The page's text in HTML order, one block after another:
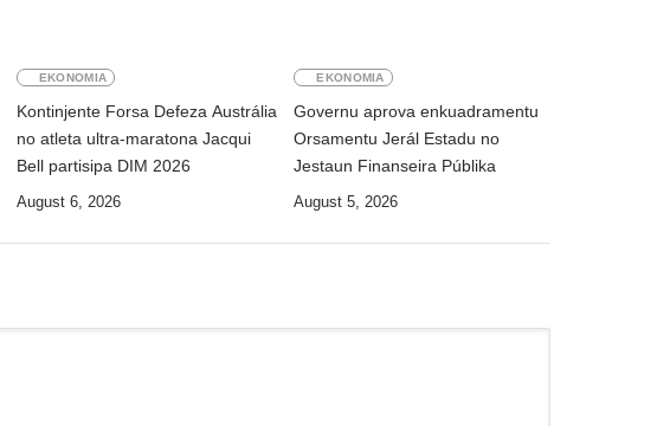
EKONOMIA
Kontinjente Forsa Defeza Austrália
no atleta ultra-maratona Jacqui
Bell partisipa DIM 2026
August 6, 2026
EKONOMIA
Governu aprova enkuadramentu
Orsamentu Jerál Estadu no
Jestaun Finanseira Públika
August 5, 2026